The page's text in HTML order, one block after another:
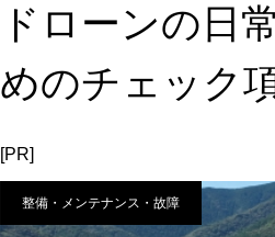
ドローンの日
めのチェック
[PR]
整備・メンテナンス・故障